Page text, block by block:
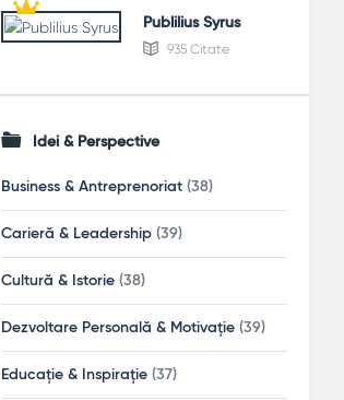
Publilius Syrus
935 Citate
Idei & Perspective
Business & Antreprenoriat (38)
Carieră & Leadership (39)
Cultură & Istorie (38)
Dezvoltare Personală & Motivație (39)
Educație & Inspirație (37)